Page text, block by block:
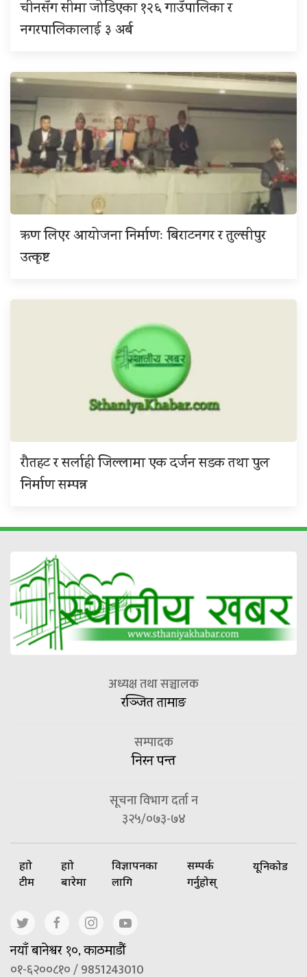
चीनसँग सीमा जोडिएका १२६ गाउँपालिका र
नगरपालिकालाई ३ अर्ब
ऋण लिएर आयोजना निर्माणः बिराटनगर र तुल्सीपुर
उत्कृष्ट
रौतहट र सर्लाही जिल्लामा एक दर्जन सडक तथा पुल
निर्माण सम्पन्न
अध्यक्ष तथा सञ्चालक
रञ्जित तामाङ
सम्पादक
निरन पन्त
सूचना विभाग दर्ता न
३२५/०७३-७४
हाम्रो
टीम
हाम्रो
बारेमा
विज्ञापनका
लागि
सम्पर्क
गर्नुहोस्
यूनिकोड
नयाँ बानेश्वर १०, काठमाडौं
०१-६२००८१० / 9851243010